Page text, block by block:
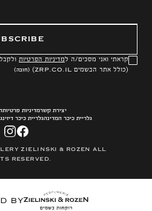
קראתי ואני מסכים/ה למדיניות הפרטיות
(כולל אתר הבשמים ZRP.CO.IL
) (חובה)
יצירת קשרמדיניות פרטיות
גלריית כיכר המדינהגלריית כיכר
ZIELINSKI & ROZEN ALL
RESERVED.
BY